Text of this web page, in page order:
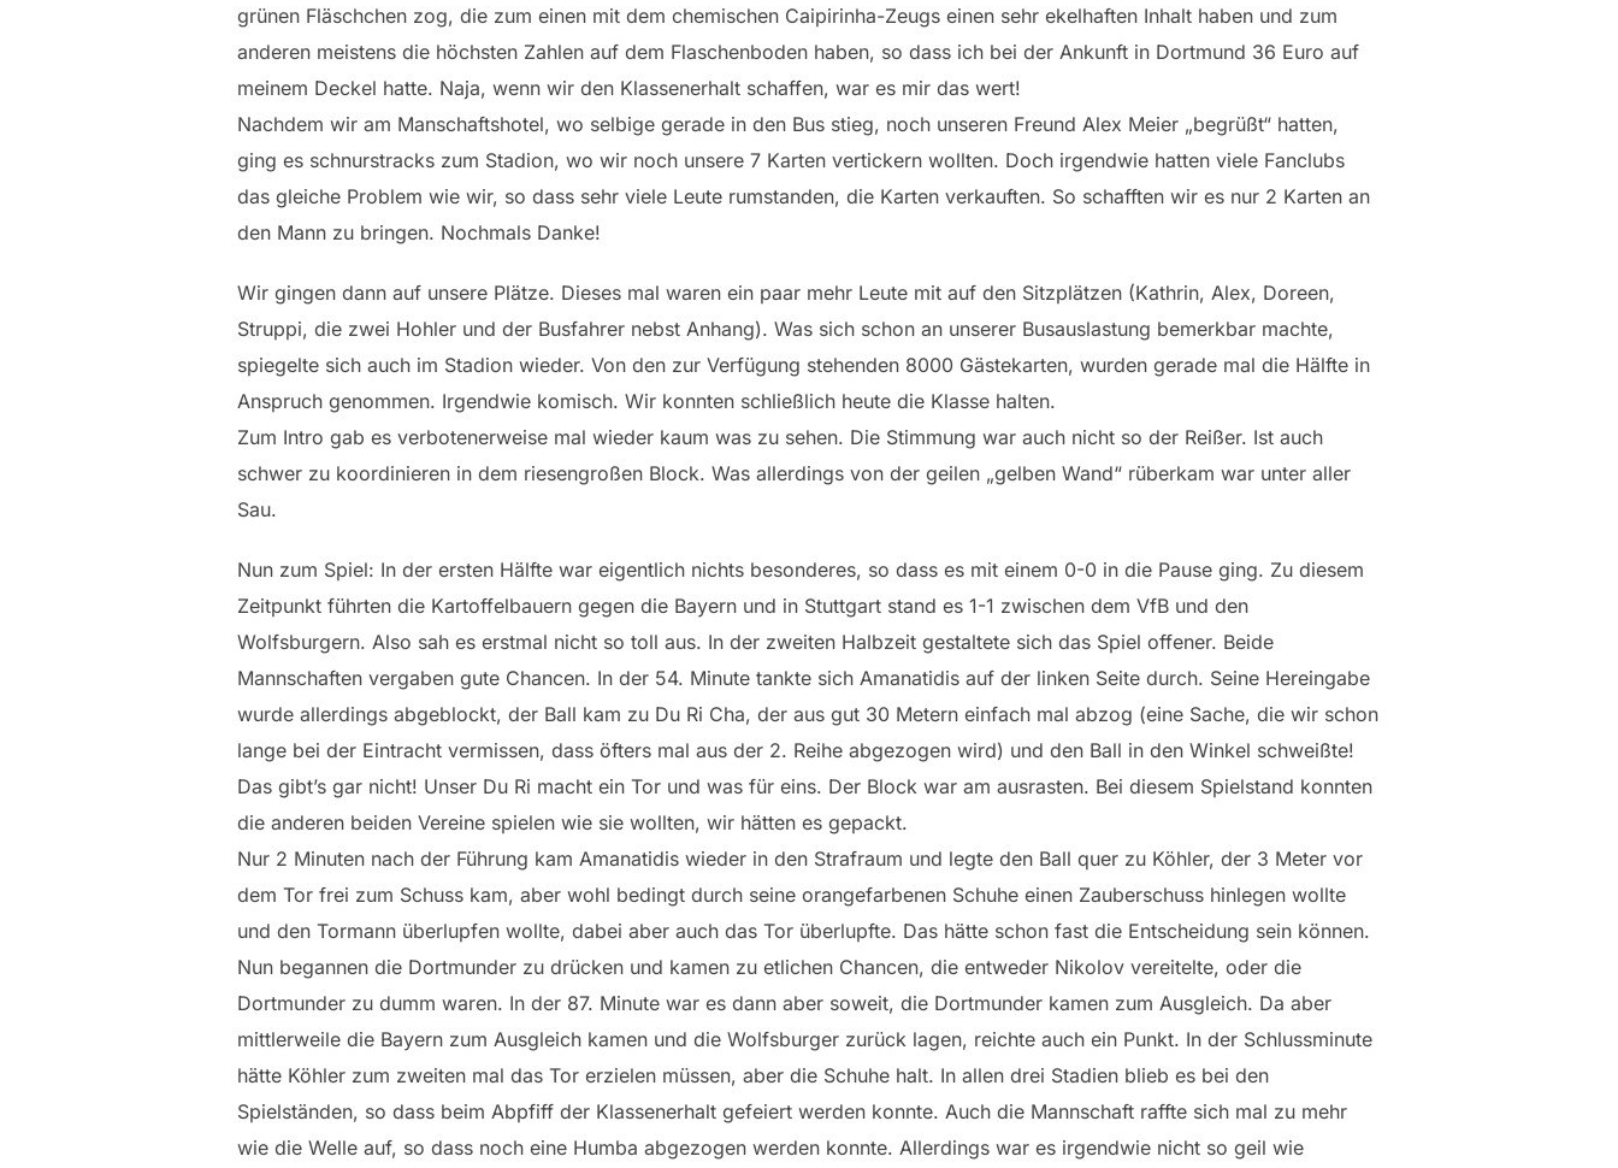
grünen Fläschchen zog, die zum einen mit dem chemischen Caipirinha-Zeugs einen sehr ekelhaften Inhalt haben und zum
anderen meistens die höchsten Zahlen auf dem Flaschenboden haben, so dass ich bei der Ankunft in Dortmund 36 Euro auf
meinem Deckel hatte. Naja, wenn wir den Klassenerhalt schaffen, war es mir das wert!
Nachdem wir am Manschaftshotel, wo selbige gerade in den Bus stieg, noch unseren Freund Alex Meier „begrüßt“ hatten,
ging es schnurstracks zum Stadion, wo wir noch unsere 7 Karten vertickern wollten. Doch irgendwie hatten viele Fanclubs
das gleiche Problem wie wir, so dass sehr viele Leute rumstanden, die Karten verkauften. So schafften wir es nur 2 Karten an
den Mann zu bringen. Nochmals Danke!
Wir gingen dann auf unsere Plätze. Dieses mal waren ein paar mehr Leute mit auf den Sitzplätzen (Kathrin, Alex, Doreen,
Struppi, die zwei Hohler und der Busfahrer nebst Anhang). Was sich schon an unserer Busauslastung bemerkbar machte,
spiegelte sich auch im Stadion wieder. Von den zur Verfügung stehenden 8000 Gästekarten, wurden gerade mal die Hälfte in
Anspruch genommen. Irgendwie komisch. Wir konnten schließlich heute die Klasse halten.
Zum Intro gab es verbotenerweise mal wieder kaum was zu sehen. Die Stimmung war auch nicht so der Reißer. Ist auch
schwer zu koordinieren in dem riesengroßen Block. Was allerdings von der geilen „gelben Wand“ rüberkam war unter aller
Sau.
Nun zum Spiel: In der ersten Hälfte war eigentlich nichts besonderes, so dass es mit einem 0-0 in die Pause ging. Zu diesem
Zeitpunkt führten die Kartoffelbauern gegen die Bayern und in Stuttgart stand es 1-1 zwischen dem VfB und den
Wolfsburgern. Also sah es erstmal nicht so toll aus. In der zweiten Halbzeit gestaltete sich das Spiel offener. Beide
Mannschaften vergaben gute Chancen. In der 54. Minute tankte sich Amanatidis auf der linken Seite durch. Seine Hereingabe
wurde allerdings abgeblockt, der Ball kam zu Du Ri Cha, der aus gut 30 Metern einfach mal abzog (eine Sache, die wir schon
lange bei der Eintracht vermissen, dass öfters mal aus der 2. Reihe abgezogen wird) und den Ball in den Winkel schweißte!
Das gibt’s gar nicht! Unser Du Ri macht ein Tor und was für eins. Der Block war am ausrasten. Bei diesem Spielstand konnten
die anderen beiden Vereine spielen wie sie wollten, wir hätten es gepackt.
Nur 2 Minuten nach der Führung kam Amanatidis wieder in den Strafraum und legte den Ball quer zu Köhler, der 3 Meter vor
dem Tor frei zum Schuss kam, aber wohl bedingt durch seine orangefarbenen Schuhe einen Zauberschuss hinlegen wollte
und den Tormann überlupfen wollte, dabei aber auch das Tor überlupfte. Das hätte schon fast die Entscheidung sein können.
Nun begannen die Dortmunder zu drücken und kamen zu etlichen Chancen, die entweder Nikolov vereitelte, oder die
Dortmunder zu dumm waren. In der 87. Minute war es dann aber soweit, die Dortmunder kamen zum Ausgleich. Da aber
mittlerweile die Bayern zum Ausgleich kamen und die Wolfsburger zurück lagen, reichte auch ein Punkt. In der Schlussminute
hätte Köhler zum zweiten mal das Tor erzielen müssen, aber die Schuhe halt. In allen drei Stadien blieb es bei den
Spielständen, so dass beim Abpfiff der Klassenerhalt gefeiert werden konnte. Auch die Mannschaft raffte sich mal zu mehr
wie die Welle auf, so dass noch eine Humba abgezogen werden konnte. Allerdings war es irgendwie nicht so geil wie